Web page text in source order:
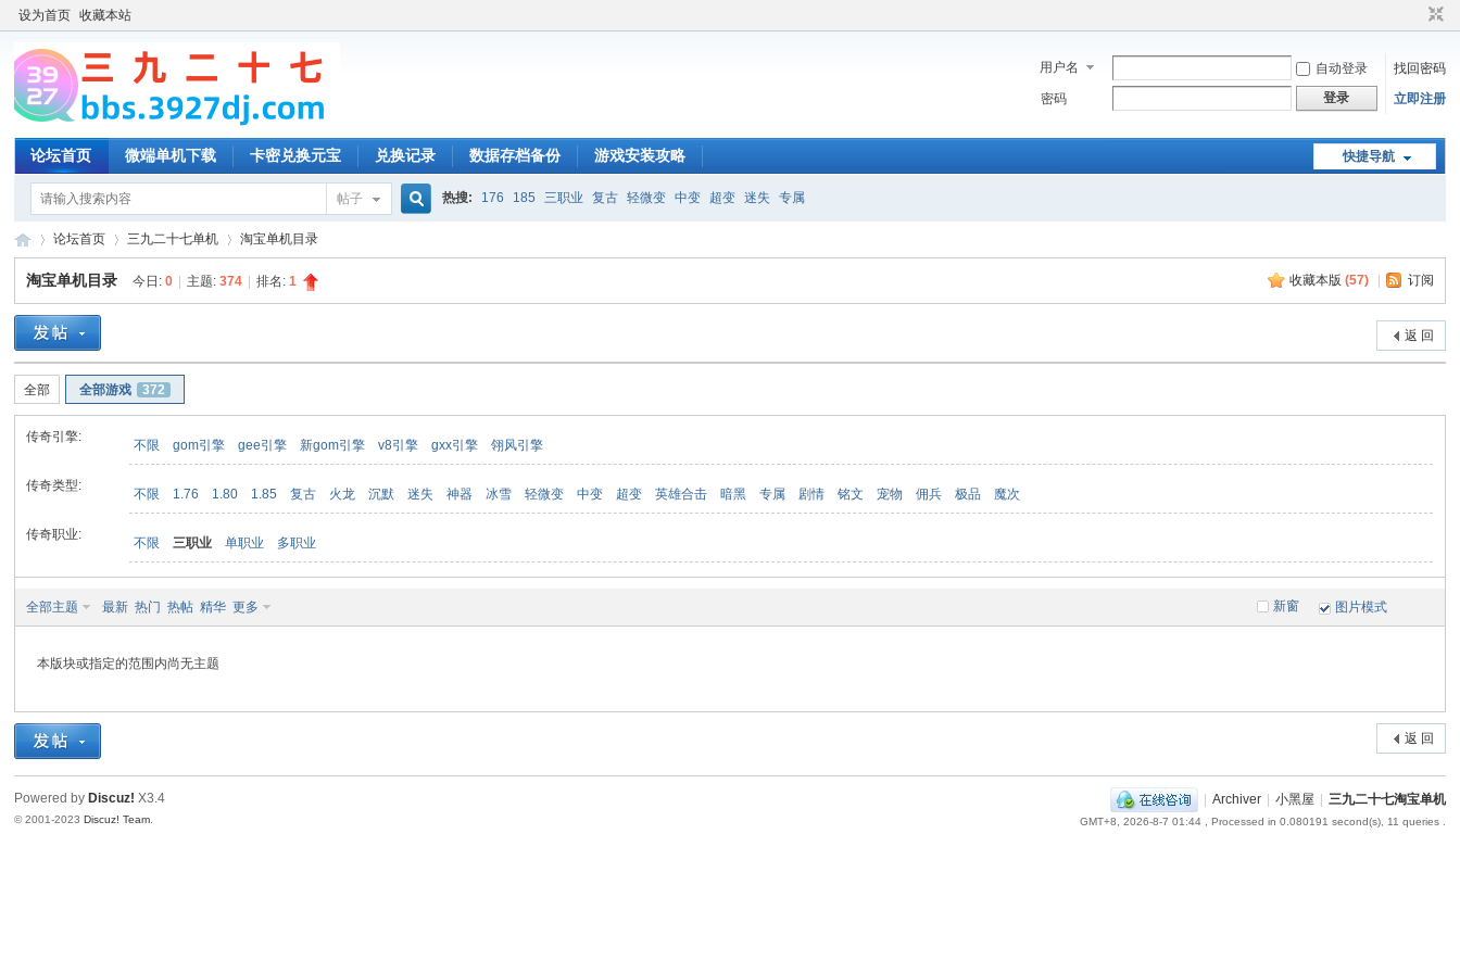
设为首页 收藏本站
用户名 自动登录
找回密码
密码
登录 立即注册
快捷导航
论坛首页 微端单机下载 卡密兑换元宝 兑换记录 数据存档备份 游戏安装攻略
帖子 热搜: 176 185 三职业 复古 轻微变 中变 超变 迷失 专属
»
论坛首页 三九二十七单机 淘宝单机目录
收藏本版 (57) 订阅
淘宝单机目录 今日:0 主题:374 排名:1
返 回
全部 全部游戏 372
传奇引擎:
不限 gom引擎 gee引擎 新gom引擎 v8引擎 gxx引擎 翎风引擎
传奇类型:
不限 1.76 1.80 1.85 复古 火龙 沉默 迷失 神器 冰雪 轻微变 中变 超变 英雄合击 暗黑 专属 剧情 铭文 宠物 佣兵 极品 魔次
传奇职业:
不限 三职业 单职业 多职业
新窗
全部主题 最新 热门 热帖 精华 更多 图片模式
本版块或指定的范围内尚无主题
返 回
| Archiver | 小黑屋 | 三九二十七淘宝单机
GMT+8, 2026-8-7 01:44, Processed in 0.080191 second(s), 11 queries .
Powered by Discuz! X3.4
© 2001-2023Discuz! Team